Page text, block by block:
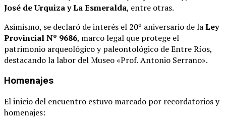
José de Urquiza y La Esmeralda, entre otras.
Asimismo, se declaró de interés el 20º aniversario de laLey
Provincial Nº 9686, marco legal que protege el
patrimonio arqueológico y paleontológico de Entre Ríos,
destacando la labor del Museo «Prof. Antonio Serrano».
Homenajes
El inicio del encuentro estuvo marcado por recordatorios y
homenajes: